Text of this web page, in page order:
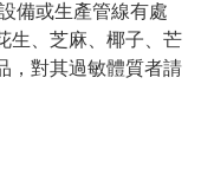
備或生產管線有處
生、芝麻、椰子、芒
，對其過敏體質者請